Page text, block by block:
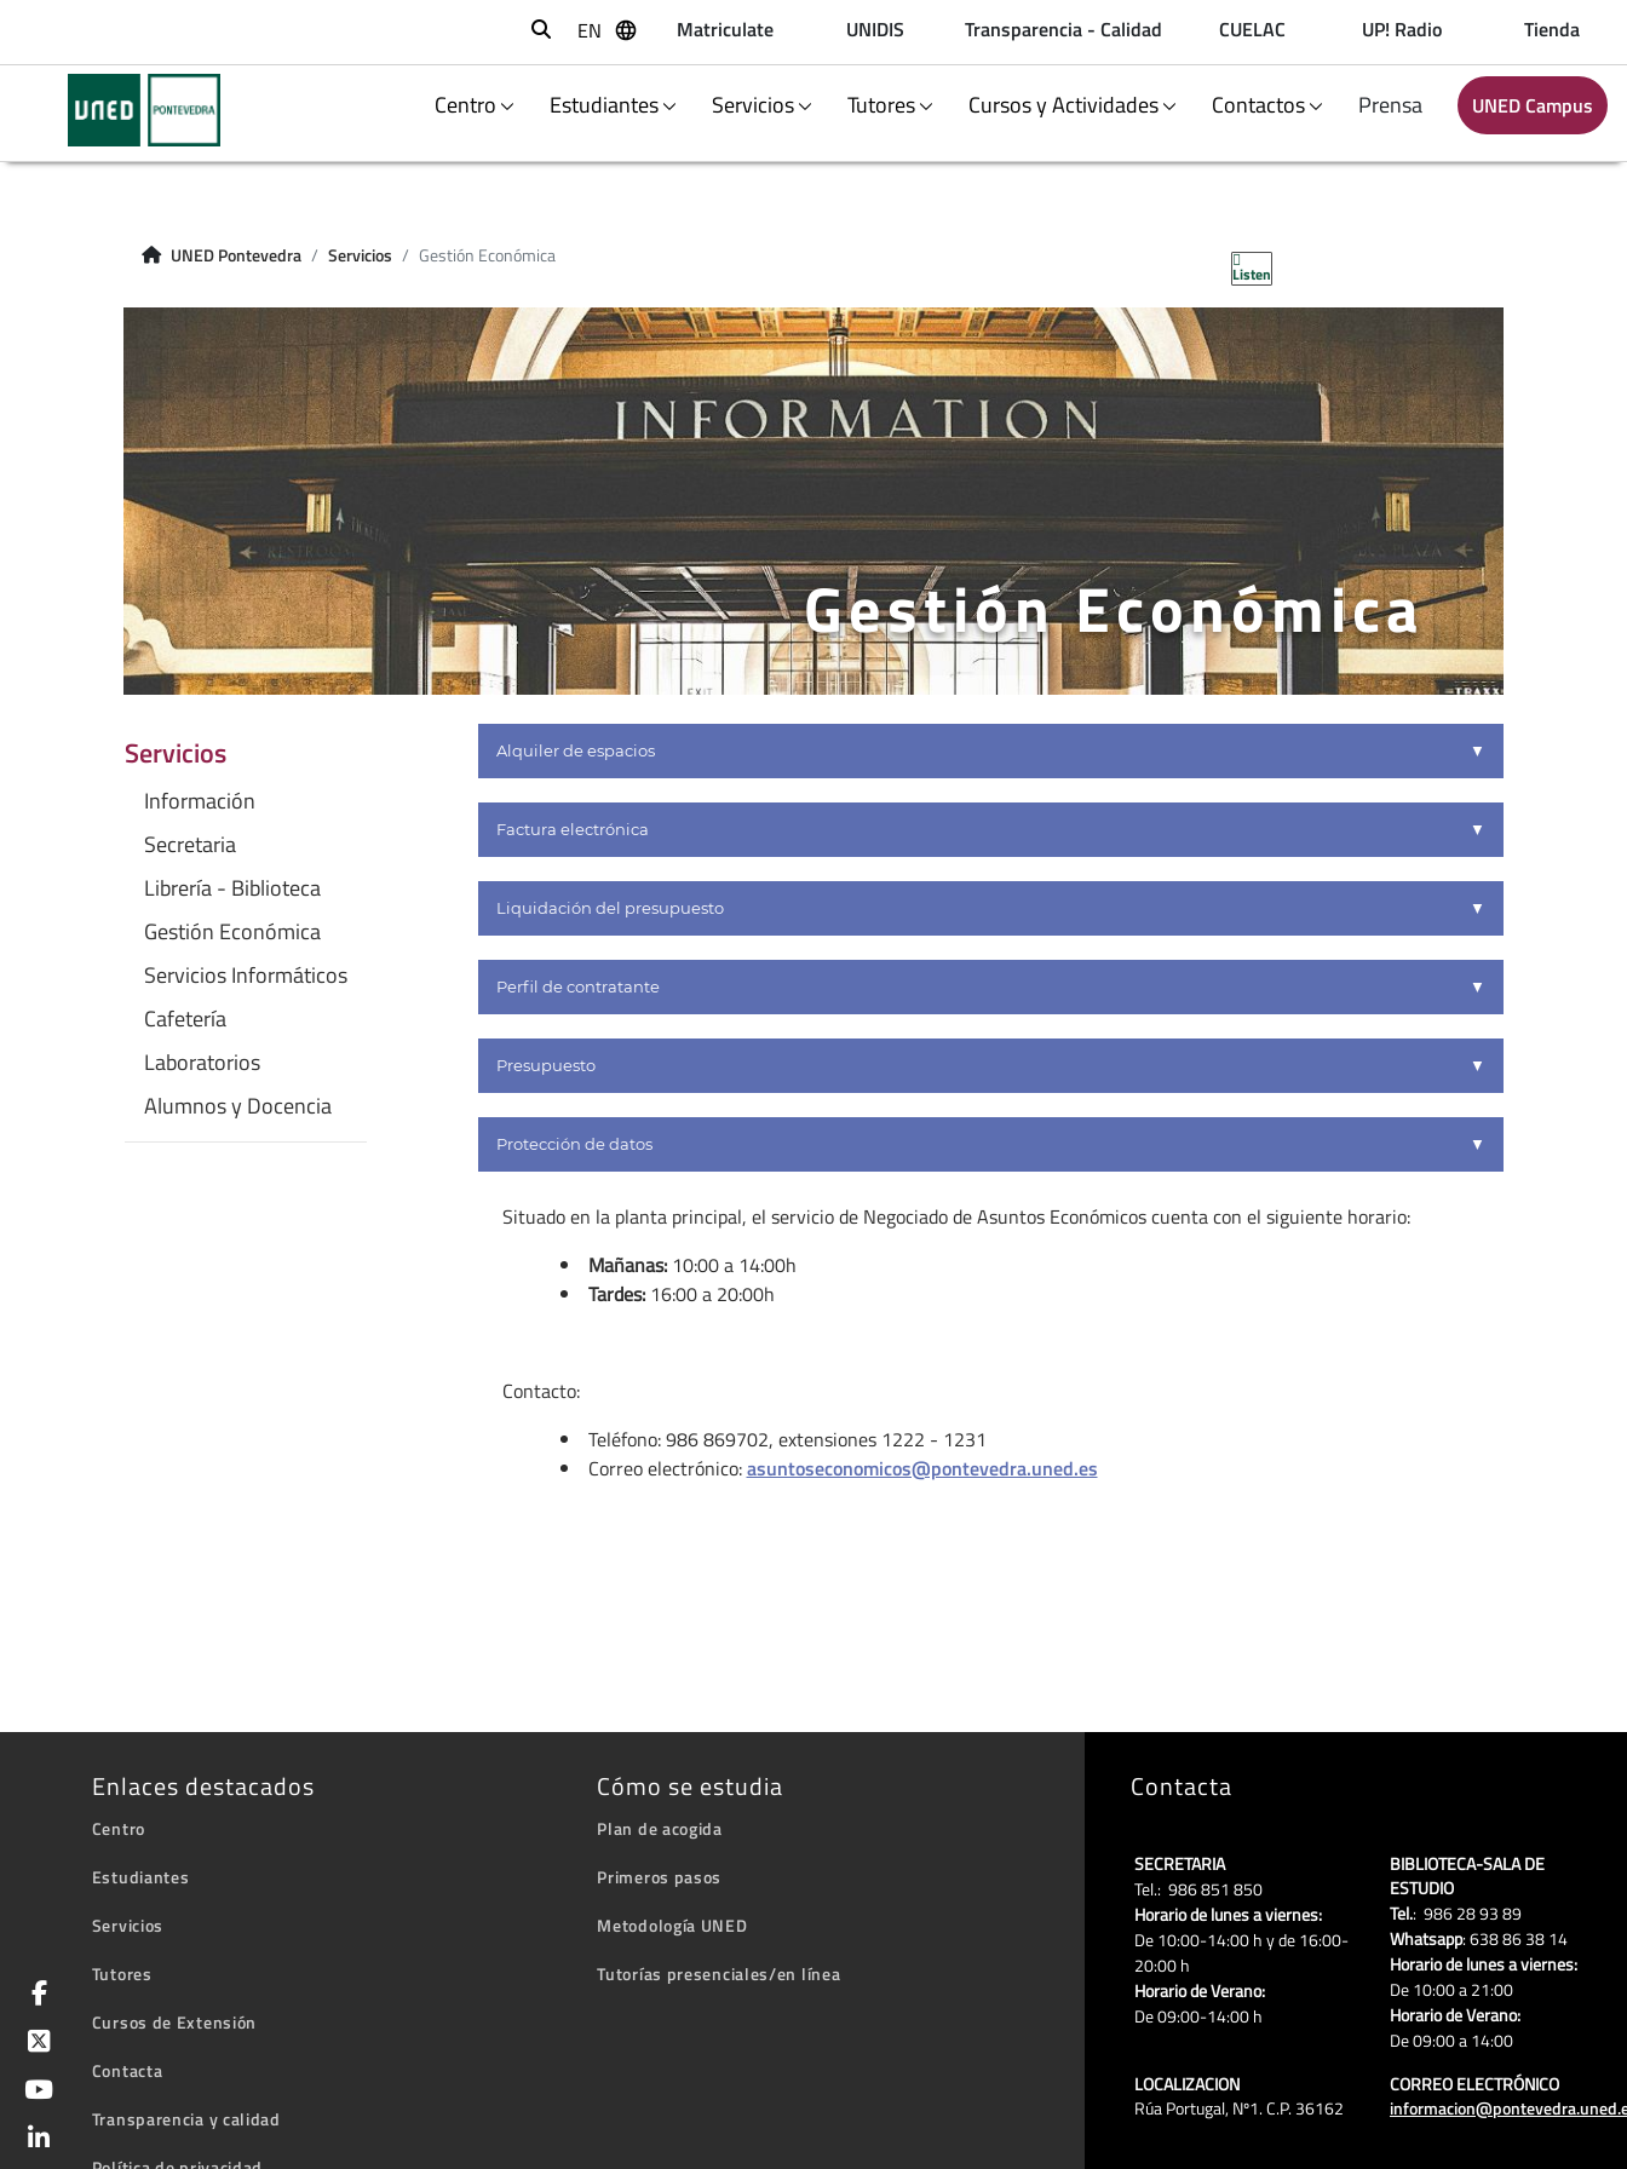
Buscar
EN Matriculate UNIDIS Transparencia - Calidad CUELAC UP! Radio Tienda
Centro Estudiantes Servicios Tutores Cursos y Actividades Contactos Prensa UNED Campus
UNED Pontevedra Servicios Gestión Económica
Listen
Gestión Económica
Servicios
Información
Secretaria
Librería - Biblioteca
Gestión Económica
Servicios Informáticos
Cafetería
Laboratorios
Alumnos y Docencia
Alquiler de espacios
Factura electrónica
Liquidación del presupuesto
Perfil de contratante
Presupuesto
Protección de datos
Situado en la planta principal, el servicio de Negociado de Asuntos Económicos cuenta con el siguiente horario:
Mañanas:10:00 a 14:00h
Tardes:16:00 a 20:00h
Contacto:
Teléfono: 986 869702, extensiones 1222 - 1231
Correo electrónico:asuntoseconomicos@pontevedra.uned.es
Enlaces destacados
Centro
Estudiantes
Servicios
Tutores
Cursos de Extensión
Contacta
Transparencia y calidad
Cómo se estudia
Plan de acogida
Primeros pasos
Metodología UNED
Tutorías presenciales/en línea
Contacta
SECRETARIA
Tel.: 986 851 850
Horario de lunes a viernes:
De 10:00-14:00 h y de 16:00-
20:00 h
Horario de Verano:
De 09:00-14:00 h
BIBLIOTECA-SALA DE
ESTUDIO
Tel.: 986 28 93 89
Whatsapp: 638 86 38 14
Horario de lunes a viernes:
De 10:00 a 21:00
Horario de Verano:
De 09:00 a 14:00
LOCALIZACION
Rúa Portugal, Nº1. C.P. 36162
CORREO ELECTRÓNICO